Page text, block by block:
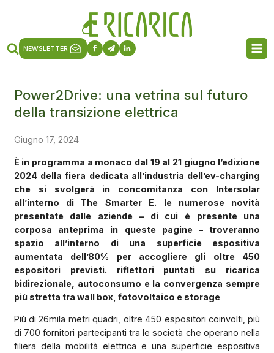
NEWSLETTER
Power2Drive: una vetrina sul futuro
della transizione elettrica
Giugno 17, 2024
È in programma a monaco dal 19 al 21 giugno l’edizione
2024 della fiera dedicata all’industria dell’ev-charging
che si svolgerà in concomitanza con Intersolar
all’interno di The Smarter E. le numerose novità
presentate dalle aziende – di cui è presente una
corposa anteprima in queste pagine – troveranno
spazio all’interno di una superficie espositiva
aumentata dell’80% per accogliere gli oltre 450
espositori previsti. riflettori puntati su ricarica
bidirezionale, autoconsumo e la convergenza sempre
più stretta tra wall box, fotovoltaico e storage
Più di 26mila metri quadri, oltre 450 espositori coinvolti, più
di 700 fornitori partecipanti tra le società che operano nella
filiera della mobilità elettrica e una superficie espositiva